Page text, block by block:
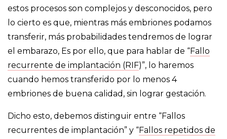
estos procesos son complejos y desconocidos, pero
lo cierto es que, mientras más embriones podamos
transferir, más probabilidades tendremos de lograr
el embarazo, Es por ello, que para hablar de “Fallo
recurrente de implantación (RIF)”, lo haremos
cuando hemos transferido por lo menos 4
embriones de buena calidad, sin lograr gestación.
Dicho esto, debemos distinguir entre “Fallos
recurrentes de implantación” y “Fallos repetidos de